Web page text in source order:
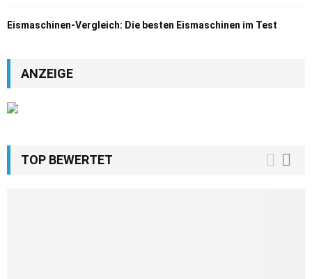
Eismaschinen-Vergleich: Die besten Eismaschinen im Test
ANZEIGE
TOP BEWERTET